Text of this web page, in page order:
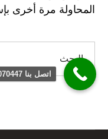
المحاولة مرة أخرى
اتصل بنا 0507070447